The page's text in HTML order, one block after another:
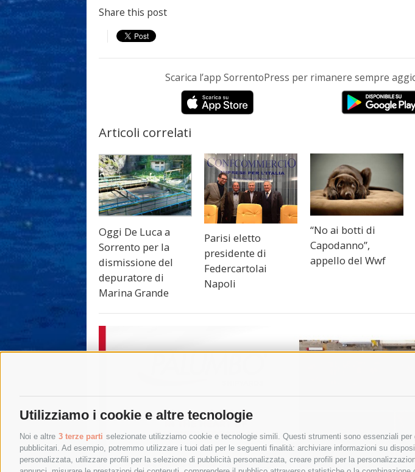
Utilizziamo i cookie e altre tecnologie
Noi e altre 3 terze parti selezionate utilizziamo cookie e tecnologie simili. Questi strumenti sono essenziali
pubblicitari. Ad esempio, potremmo utilizzare i tuoi dati per le seguenti finalità: archiviare informazioni su
personalizzata, utilizzare profili per la selezione di pubblicità personalizzata, creare profili per la
Share this post
Scarica l’app SorrentoPress per rimanere sempre
Articoli correlati
Oggi De Luca a
Sorrento per la
dismissione del
depuratore di
Marina Grande
Parisi eletto
presidente di
Federcartolai
Napoli
“No ai botti di
Capodanno”,
appello del Wwf